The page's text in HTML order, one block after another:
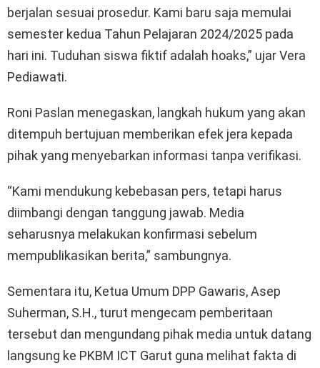
berjalan sesuai prosedur. Kami baru saja memulai
semester kedua Tahun Pelajaran 2024/2025 pada
hari ini. Tuduhan siswa fiktif adalah hoaks,” ujar Vera
Pediawati.
Roni Paslan menegaskan, langkah hukum yang akan
ditempuh bertujuan memberikan efek jera kepada
pihak yang menyebarkan informasi tanpa verifikasi.
“Kami mendukung kebebasan pers, tetapi harus
diimbangi dengan tanggung jawab. Media
seharusnya melakukan konfirmasi sebelum
mempublikasikan berita,” sambungnya.
Sementara itu, Ketua Umum DPP Gawaris, Asep
Suherman, S.H., turut mengecam pemberitaan
tersebut dan mengundang pihak media untuk datang
langsung ke PKBM ICT Garut guna melihat fakta di